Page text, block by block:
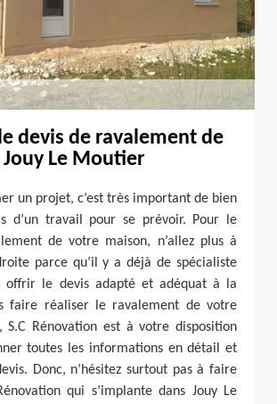
devis de ravalement de
Le Moutier
un projet, c’est très important de bien
d’un travail pour se prévoir. Pour le
de votre maison, n’allez plus à
parce qu’il y a déjà de spécialiste
offrir le devis adapté et adéquat à la
faire réaliser le ravalement de votre
S.C Rénovation est à votre disposition
toutes les informations en détail et
Donc, n’hésitez surtout pas à faire
qui s’implante dans Jouy Le